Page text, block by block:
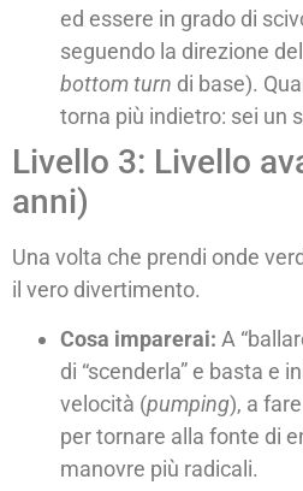
ed essere in grado di
seguendo la direzione
bottom turn di base).
torna più indietro: sei un
Livello 3: Livello
anni)
Una volta che prendi onde
il vero divertimento.
Cosa imparerai: A
di “scenderla” e basta e
velocità (pumping), a
per tornare alla fonte di
manovre più radicali.